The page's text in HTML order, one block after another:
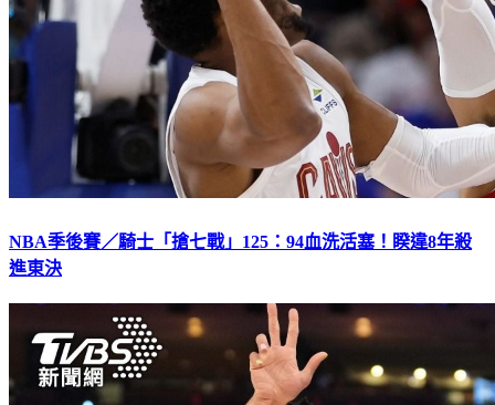
NBA季後賽／騎士「搶七戰」125：94血洗活塞！睽違8年殺
進東決